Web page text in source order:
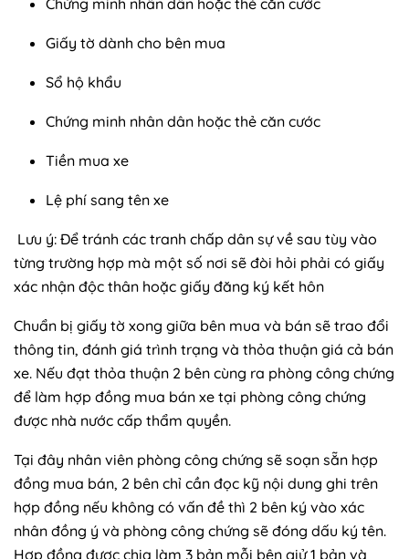
Giấy tờ dành cho bên mua
Sổ hộ khẩu
Chứng minh nhân dân hoặc thẻ căn cước
Tiền mua xe
Lệ phí sang tên xe
Lưu ý: Để tránh các tranh chấp dân sự về sau tùy vào
từng trường hợp mà một số nơi sẽ đòi hỏi phải có giấy
xác nhận độc thân hoặc giấy đăng ký kết hôn
Chuẩn bị giấy tờ xong giữa bên mua và bán sẽ trao đổi
thông tin, đánh giá trình trạng và thỏa thuận giá cả bán
xe. Nếu đạt thỏa thuận 2 bên cùng ra phòng công chứng
để làm hợp đồng mua bán xe tại phòng công chứng
được nhà nước cấp thẩm quyền.
Tại đây nhân viên phòng công chứng sẽ soạn sẵn hợp
đồng mua bán, 2 bên chỉ cần đọc kỹ nội dung ghi trên
hợp đồng nếu không có vấn đề thì 2 bên ký vào xác
nhân đồng ý và phòng công chứng sẽ đóng dấu ký tên.
Hợp đồng được chia làm 3 bản mỗi bên giử 1 bản và